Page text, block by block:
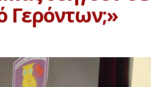
Γερόντων;»